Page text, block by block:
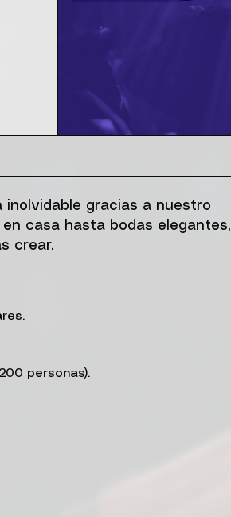
inolvidable gracias a nuestro
casa hasta bodas elegantes,
crear.
personas).